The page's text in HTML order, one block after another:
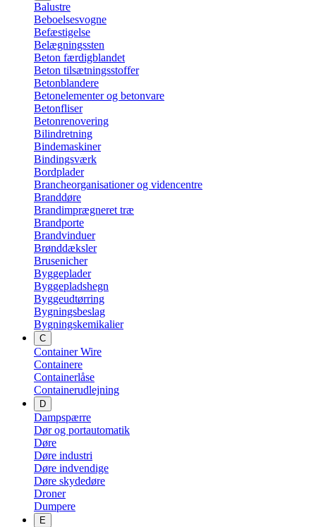
Balustre
Beboelsesvogne
Befæstigelse
Belægningssten
Beton færdigblandet
Beton tilsætningsstoffer
Betonblandere
Betonelementer og betonvare
Betonfliser
Betonrenovering
Bilindretning
Bindemaskiner
Bindingsværk
Bordplader
Brancheorganisationer og videncentre
Branddøre
Brandimprægneret træ
Brandporte
Brandvinduer
Brønddæksler
Brusenicher
Byggeplader
Byggepladshegn
Byggeudtørring
Bygningsbeslag
Bygningskemikalier
C
Container Wire
Containere
Containerlåse
Containerudlejning
D
Dampspærre
Dør og portautomatik
Døre
Døre industri
Døre indvendige
Døre skydedøre
Droner
Dumpere
E